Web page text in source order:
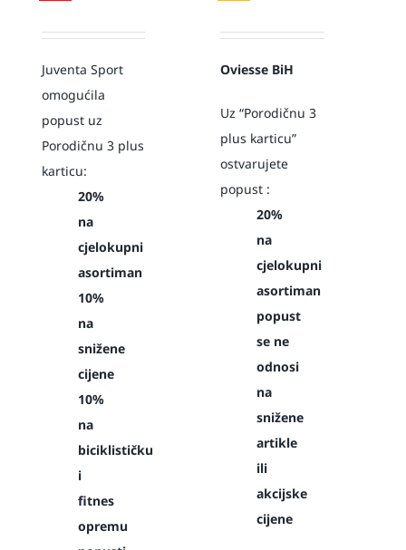
Juventa Sport
omogućila
popust uz
Porodičnu 3 plus
karticu:
20%
na
cjelokupni
asortiman
10%
na
snižene
cijene
10%
na
biciklističku
i
fitnes
opremu
Oviesse BiH
Uz “Porodičnu 3
plus karticu”
ostvarujete
popust :
20%
na
cjelokupni
asortiman
popust
se ne
odnosi
na
snižene
artikle
ili
akcijske
cijene